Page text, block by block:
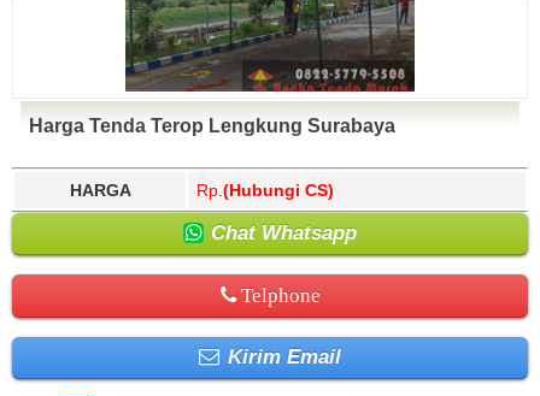
Harga Tenda Terop Lengkung Surabaya
HARGA Rp. (Hubungi CS)
Chat Whatsapp
Telphone
Kirim Email